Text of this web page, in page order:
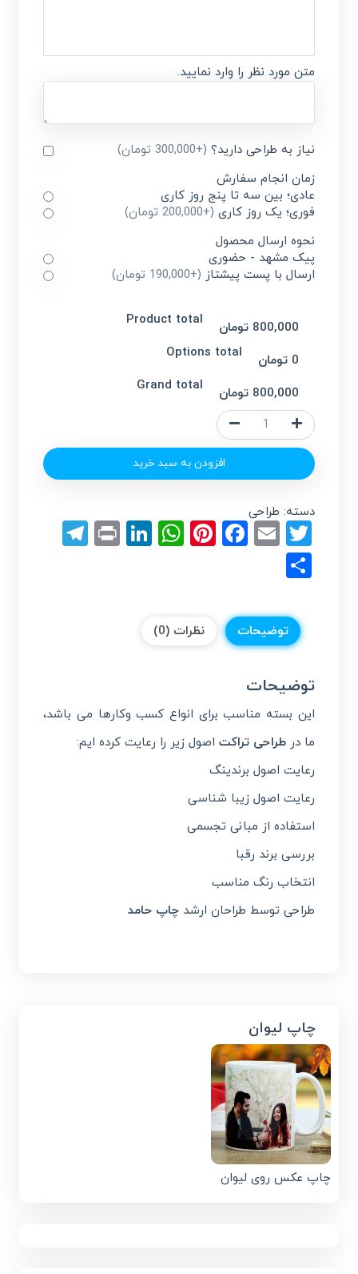
متن مورد نظر را وارد نمایید.
نیاز به طراحی دارید؟ (+300,000 تومان)
زمان انجام سفارش
عادی؛ بین سه تا پنج روز کاری
فوری؛ یک روز کاری (+200,000 تومان)
نحوه ارسال محصول
پیک مشهد - حضوری
ارسال با پست پیشتاز (+190,000 تومان)
Product total
800,000 تومان
Options total
0 تومان
Grand total
800,000 تومان
طراحی
تراکت
دو
افزودن به سبد خرید
دسته: طراحی
Twitter
Email
Facebook
Pinterest
WhatsApp
LinkedIn
Print
توضیحات نظرات (0)
توضیحات
این بسته مناسب برای انواع کسب وکارها می باشد،
ما درطراحی تراکت اصول زیر را رعایت کرده ایم:
رعایت اصول برندینگ
رعایت اصول زیبا شناسی
استفاده از مبانی تجسمی
بررسی برند رقبا
انتخاب رنگ مناسب
طراحی توسط طراحان ارشدچاپ حامد
چاپ لیوان
چاپ عکس روی لیوان